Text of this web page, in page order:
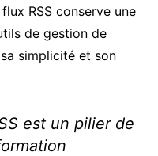
RSS conserve une
de gestion de
simplicité et son
est un pilier de